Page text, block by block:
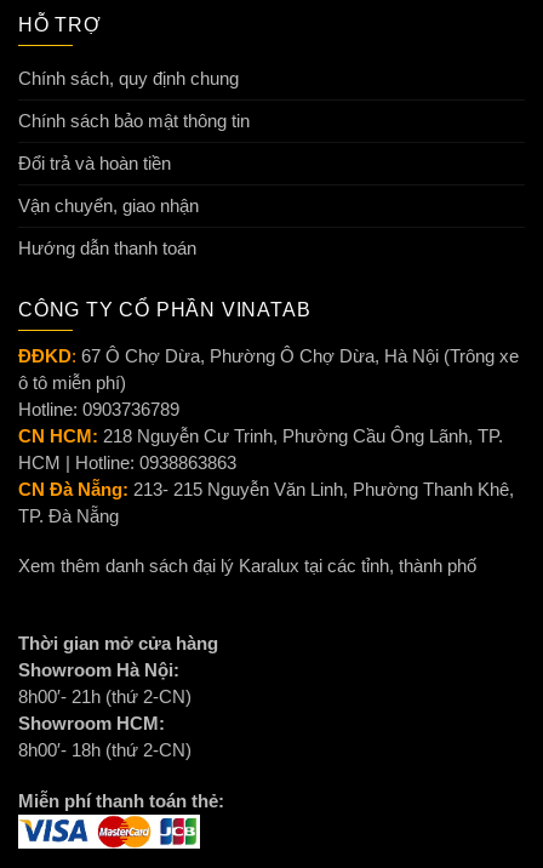
HỖ TRỢ
Chính sách, quy định chung
Chính sách bảo mật thông tin
Đổi trả và hoàn tiền
Vận chuyển, giao nhận
Hướng dẫn thanh toán
CÔNG TY CỔ PHẦN VINATAB
ĐĐKD: 67 Ô Chợ Dừa, Phường Ô Chợ Dừa, Hà Nội (Trông xe
ô tô miễn phí)
Hotline: 0903736789
CN HCM: 218 Nguyễn Cư Trinh, Phường Cầu Ông Lãnh, TP.
HCM | Hotline: 0938863863
CN Đà Nẵng: 213- 215 Nguyễn Văn Linh, Phường Thanh Khê,
TP. Đà Nẵng
Xem thêm danh sách đại lý Karalux tại các tỉnh, thành phố
Thời gian mở cửa hàng
Showroom Hà Nội:
8h00′- 21h (thứ 2-CN)
Showroom HCM:
8h00′- 18h (thứ 2-CN)
Miễn phí thanh toán thẻ: